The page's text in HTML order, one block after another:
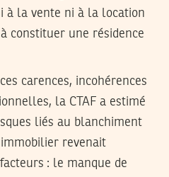
à la vente ni à la location
constituer une résidence
carences, incohérences
la CTAF a estimé
liés au blanchiment
revenait
: le manque de